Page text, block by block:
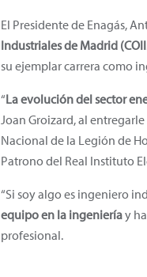
El Presidente de Enagás,
Industriales de Madrid
su ejemplar carrera como
“La evolución del sector
Joan Groizard, al
Nacional de la Legión de
Patrono del Real Instituto
“Si soy algo es ingeniero
equipo en la ingenieríay
profesional.